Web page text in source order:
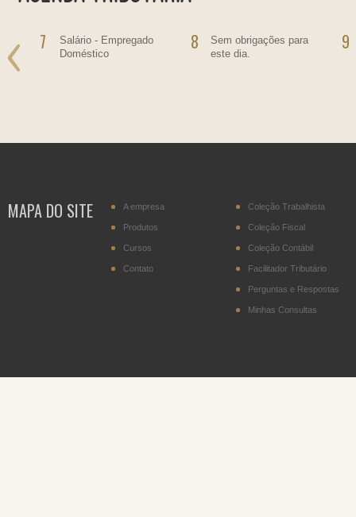
7
Salário - Empregado
Doméstico
8
Sem obrigações para
este dia.
9
MAPA DO SITE A empresa
Produtos
Cursos
Contato
Coleção Trabalhista
Coleção Fiscal
Coleção Contábil
Facilitador Tributário
Perguntas e Respostas
Minhas Consultas